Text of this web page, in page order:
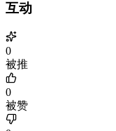
互动
0
被推
0
被赞